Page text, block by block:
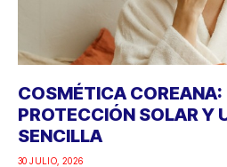
COSMÉTICA COREANA:
PROTECCIÓN SOLAR Y
SENCILLA
30 JULIO, 2026